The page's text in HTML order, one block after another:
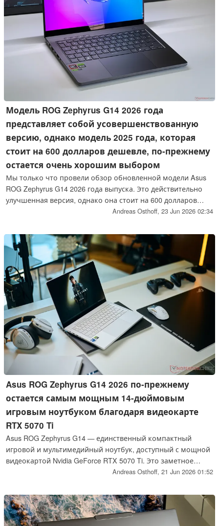
Модель ROG Zephyrus G14 2026 года
представляет собой усовершенствованную
версию, однако модель 2025 года, которая
стоит на 600 долларов дешевле, по-прежнему
остается очень хорошим выбором
Мы только что провели обзор обновленной модели Asus
ROG Zephyrus G14 2026 года выпуска. Это действительно
улучшенная версия, однако она стоит на 600 долларов
дороже, чем аналогичная модель 2025 года. Если вы
тёмный OLED-экран или меньший срок службы
аккумулятора, мы рекомендуем вам приобрести
предыдущую модель, пока она ещё доступна.
Andreas Osthoff, 23 Jun 2026 02:34
Asus ROG Zephyrus G14 2026 по-прежнему
остается самым мощным 14-дюймовым
игровым ноутбуком благодаря видеокарте
RTX 5070 Ti
Asus ROG Zephyrus G14 — единственный компактный
игровой и мультимедийный ноутбук, доступный с мощной
видеокартой Nvidia GeForce RTX 5070 Ti. Это заметное
преимущество перед конкурентами, такими как Razer
Andreas Osthoff, 21 Jun 2026 01:52